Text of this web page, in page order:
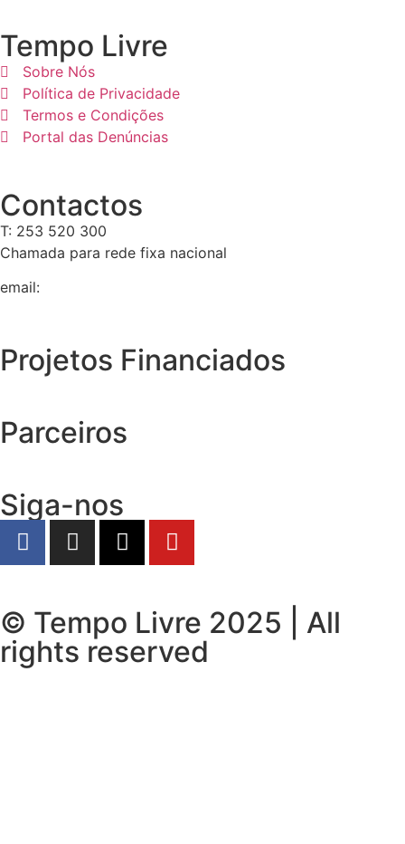
Tempo Livre
Sobre Nós
Política de Privacidade
Termos e Condições
Portal das Denúncias
Contactos
T: 253 520 300
Chamada para rede fixa nacional
email:
Projetos Financiados
Parceiros
Siga-nos
© Tempo Livre 2025 | All
rights reserved